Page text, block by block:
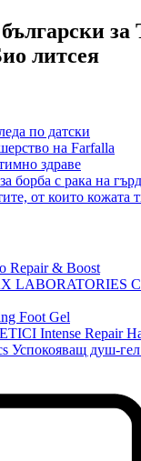
литсея
по датски
на Farfalla
здраве
борба с рака на
от които кожата
Repair & Boost
LABORATORIES
Foot Gel
Intense Repair
Успокояващ душ-